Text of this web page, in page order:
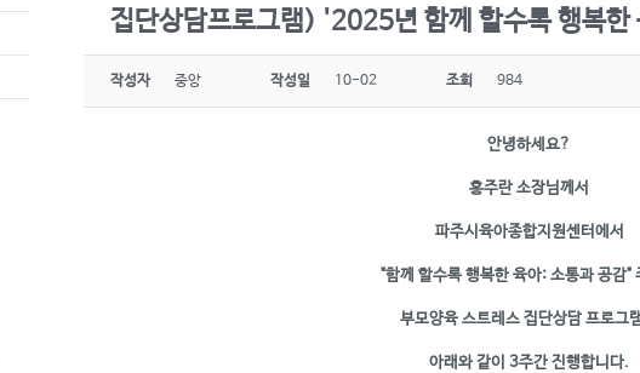
집단상담프로그램) '2025년 함께 할수록 행복한
작성자 중앙 작성일 10-02 조회 984
안녕하세요?
홍주란 소장님께서
파주시육아종합지원센터에서
"함께 할수록 행복한 육아: 소통과 공감"
부모양육 스트레스 집단상담 프로그
아래와 같이 3주간 진행합니다.